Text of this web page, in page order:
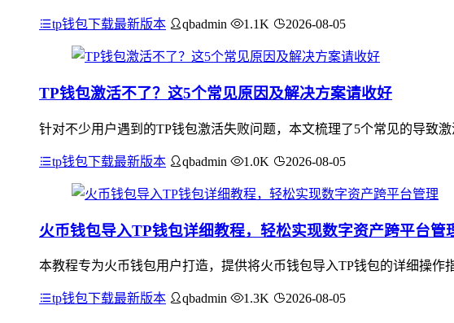
tp钱包下载最新版本 qbadmin 1.1K 2026-08-05
TP钱包激活不了？这5个常见原因及解决方案请收好
针对不少用户遇到的TP钱包激活失败问题，本文梳理了5个常见的导致
tp钱包下载最新版本 qbadmin 1.0K 2026-08-05
火币钱包导入TP钱包详细教程，轻松实现数字资产跨平台管
本教程专为火币钱包用户打造，提供将火币钱包导入TP钱包的详细操
tp钱包下载最新版本 qbadmin 1.3K 2026-08-05